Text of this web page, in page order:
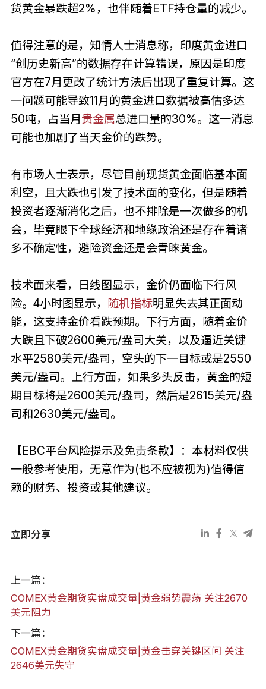
货黄金暴跌超2%，也伴随着ETF持仓量的减少。
值得注意的是，知情人士消息称，印度黄金进口
“创历史新高”的数据存在计算错误，原因是印度
官方在7月更改了统计方法后出现了重复计算。这
一问题可能导致11月的黄金进口数据被高估多达
50吨，占当月贵金属总进口量的30%。这一消息
可能也加剧了当天金价的跌势。
有市场人士表示，尽管目前现货黄金面临基本面
利空，且大跌也引发了技术面的变化，但是随着
投资者逐渐消化之后，也不排除是一次做多的机
会，毕竟眼下全球经济和地缘政治还是存在着诸
多不确定性，避险资金还是会青睐黄金。
技术面来看，日线图显示，金价仍面临下行风
险。4小时图显示， 随机指标明显失去其正面动
能，这支持金价看跌预期。下行方面，随着金价
大跌且下破2600美元/盎司大关，以及逼近关键
水平2580美元/盎司，空头的下一目标或是2550
美元/盎司。上行方面，如果多头反击，黄金的短
期目标将是2600美元/盎司，然后是2615美元/盎
司和2630美元/盎司。
【EBC平台风险提示及免责条款】：本材料仅供
一般参考使用，无意作为(也不应被视为)值得信
赖的财务、投资或其他建议。
立即分享
上一篇：
COMEX黄金期货实盘成交量|黄金弱势震荡 关注2670
美元阻力
下一篇：
COMEX黄金期货实盘成交量|黄金击穿关键区间 关注
2646美元失守